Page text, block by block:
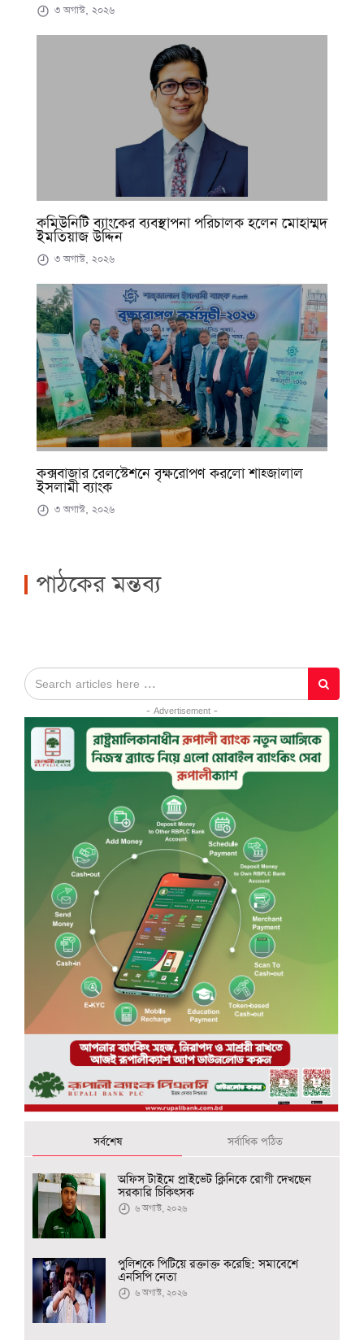
৩ অগাস্ট, ২০২৬
কমিউনিটি ব্যাংকের ব্যবস্থাপনা পরিচালক হলেন মোহাম্মদ
ইমতিয়াজ উদ্দিন
৩ অগাস্ট, ২০২৬
কক্সবাজার রেলস্টেশনে বৃক্ষরোপণ করলো শাহ্জালাল
ইসলামী ব্যাংক
৩ অগাস্ট, ২০২৬
পাঠকের মন্তব্য
- Advertisement -
সর্বশেষ সর্বাধিক পঠিত
অফিস টাইমে প্রাইভেট ক্লিনিকে রোগী দেখছেন
সরকারি চিকিৎসক
৬ অগাস্ট, ২০২৬
পুলিশকে পিটিয়ে রক্তাক্ত করেছি: সমাবেশে
এনসিপি নেতা
৬ অগাস্ট, ২০২৬